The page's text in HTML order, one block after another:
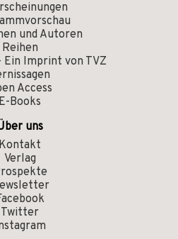
und Autoren
Reihen
Ein Imprint von TVZ
Access
E-Books
uns
Kontakt
Verlag
Twitter